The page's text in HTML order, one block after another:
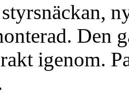
Den
igenom.